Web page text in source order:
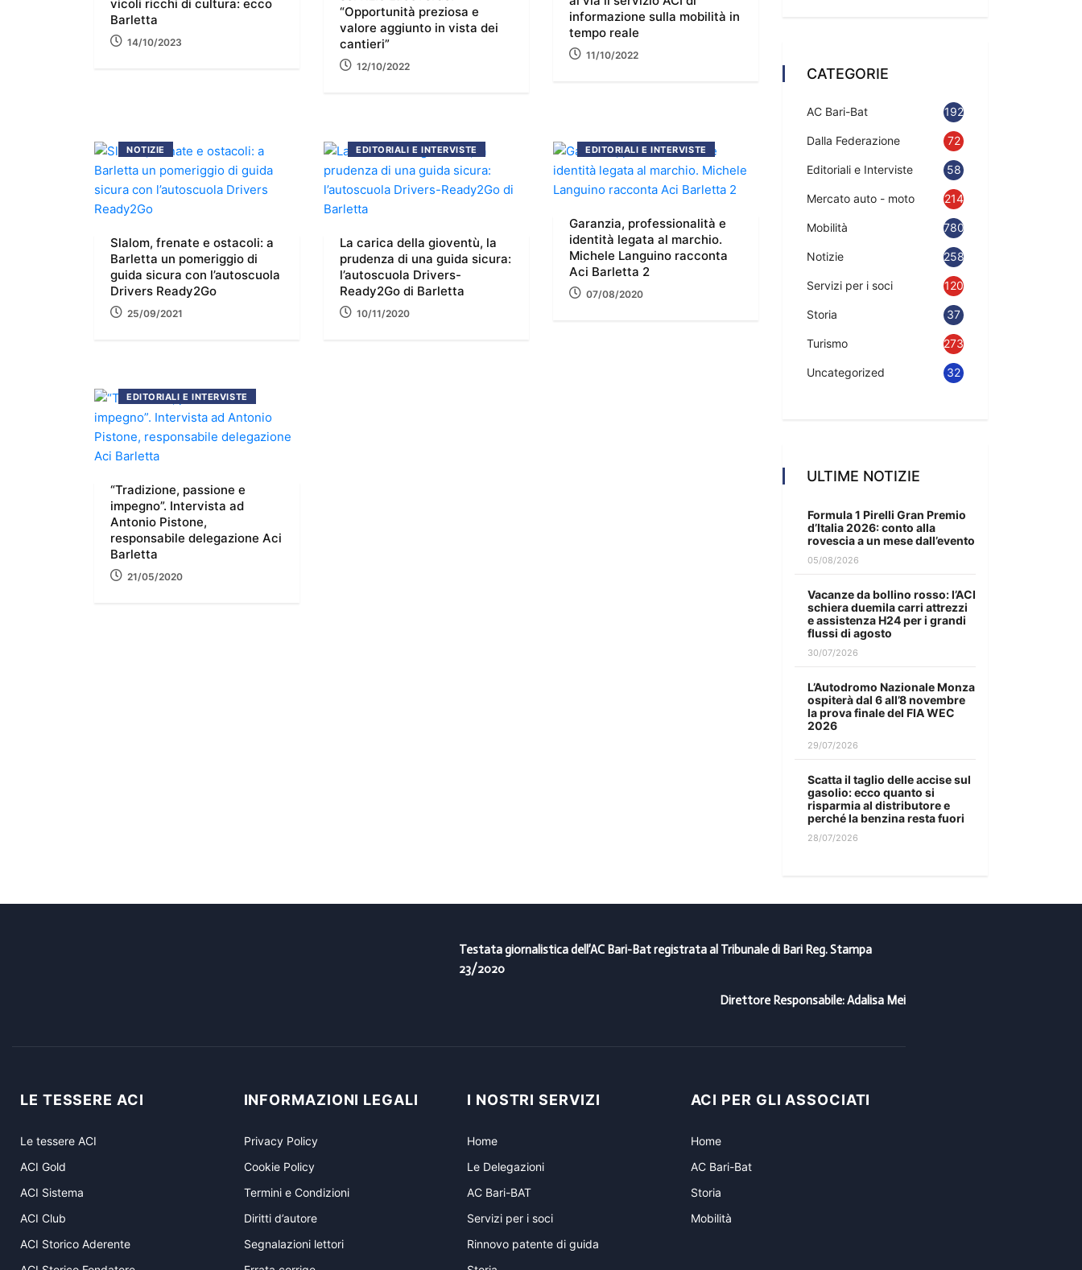
vicoli ricchi di cultura: ecco
Barletta
14/10/2023
“Opportunità preziosa e
valore aggiunto in vista dei
cantieri”
12/10/2022
informazione sulla mobilità in
tempo reale
11/10/2022
NOTIZIE
Slalom, frenate e ostacoli: a
Barletta un pomeriggio di
guida sicura con l’autoscuola
Drivers Ready2Go
25/09/2021
EDITORIALI E INTERVISTE
La carica della gioventù, la
prudenza di una guida sicura:
l’autoscuola Drivers-
Ready2Go di Barletta
10/11/2020
EDITORIALI E INTERVISTE
Garanzia, professionalità e
identità legata al marchio.
Michele Languino racconta
Aci Barletta 2
07/08/2020
EDITORIALI E INTERVISTE
“Tradizione, passione e
impegno”. Intervista ad
Antonio Pistone,
responsabile delegazione Aci
Barletta
21/05/2020
CATEGORIE
AC Bari-Bat 192
Dalla Federazione 72
Editoriali e Interviste 58
Mercato auto - moto 214
Mobilità 780
Notizie 2583
Servizi per i soci 120
Storia 37
Turismo 273
Uncategorized 32
ULTIME NOTIZIE
Formula 1 Pirelli Gran Premio
d’Italia 2026: conto alla
rovescia a un mese dall’evento
05/08/2026
Vacanze da bollino rosso: l’ACI
schiera duemila carri attrezzi
e assistenza H24 per i grandi
flussi di agosto
30/07/2026
L’Autodromo Nazionale Monza
ospiterà dal 6 all’8 novembre
la prova finale del FIA WEC
2026
29/07/2026
Scatta il taglio delle accise sul
gasolio: ecco quanto si
risparmia al distributore e
perché la benzina resta fuori
28/07/2026
Testata giornalistica dell’AC Bari-Bat registrata al Tribunale di Bari Reg. Stampa
23/2020
Direttore Responsabile: Adalisa Mei
LE TESSERE ACI
Le tessere ACI
ACI Gold
ACI Sistema
ACI Club
ACI Storico Aderente
INFORMAZIONI LEGALI
Privacy Policy
Cookie Policy
Termini e Condizioni
Diritti d’autore
Segnalazioni lettori
I NOSTRI SERVIZI
Home
Le Delegazioni
AC Bari-BAT
Servizi per i soci
Rinnovo patente di guida
ACI PER GLI ASSOCIATI
Home
AC Bari-Bat
Storia
Mobilità